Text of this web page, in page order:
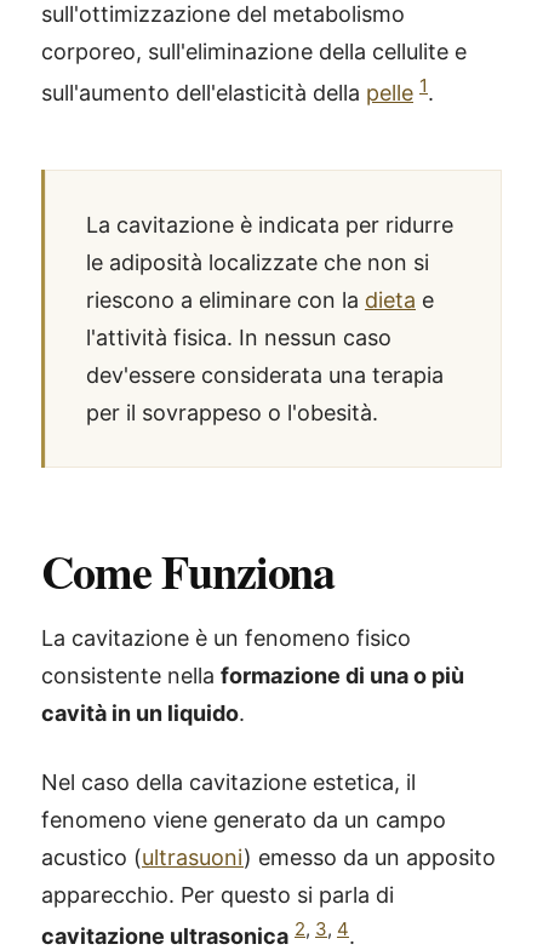
sull'ottimizzazione del metabolismo
corporeo, sull'eliminazione della cellulite e
sull'aumento dell'elasticità della pelle 1.
La cavitazione è indicata per ridurre
le adiposità localizzate che non si
riescono a eliminare con la dieta e
l'attività fisica. In nessun caso
dev'essere considerata una terapia
per il sovrappeso o l'obesità.
Come Funziona
La cavitazione è un fenomeno fisico
consistente nella formazione di una o più
cavità in un liquido.
Nel caso della cavitazione estetica, il
fenomeno viene generato da un campo
acustico (ultrasuoni) emesso da un apposito
apparecchio. Per questo si parla di
cavitazione ultrasonica 2, 3, 4.